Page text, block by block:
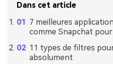
Dans cet article
7 meilleures
comme Snapchat
11 types de filtres
absolument